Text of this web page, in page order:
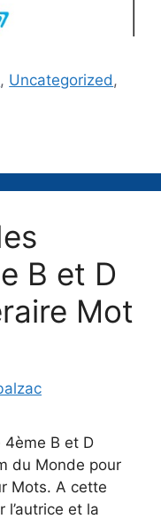
, Uncategorized,
B et D
Mot
4ème B et D
du Monde pour
Mots. A cette
l’autrice et la